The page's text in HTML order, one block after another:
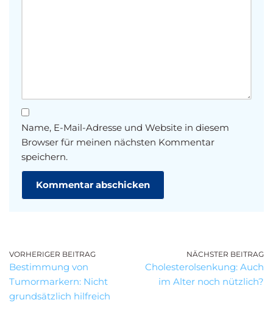
Name, E-Mail-Adresse und Website in diesem
Browser für meinen nächsten Kommentar
speichern.
VORHERIGER BEITRAG
Bestimmung von
Tumormarkern: Nicht
grundsätzlich hilfreich
NÄCHSTER BEITRAG
Cholesterolsenkung: Auch
im Alter noch nützlich?